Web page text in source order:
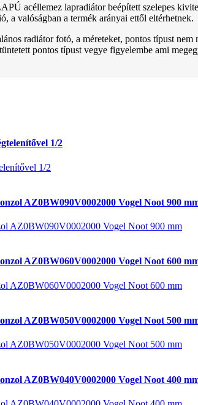
acéllemez lapradiátor beépített szelepes
a valóságban a termék arányai ettől eltérhetnek.
radiátor fotó, a méreteket, pontos típust nem
pontos típust vegye figyelembe ami
1/2
1/2
AZ0BW090V0002000 Vogel Noot 900
AZ0BW090V0002000 Vogel Noot 900 mm
AZ0BW060V0002000 Vogel Noot 600
AZ0BW060V0002000 Vogel Noot 600 mm
AZ0BW050V0002000 Vogel Noot 500
AZ0BW050V0002000 Vogel Noot 500 mm
AZ0BW040V0002000 Vogel Noot 400